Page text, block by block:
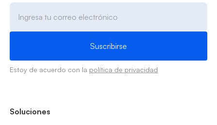
Estoy de acuerdo con la política de privacidad
Soluciones